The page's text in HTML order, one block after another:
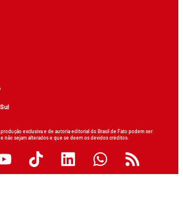
exclusiva e de autoria editorial do Brasil de Fato podem ser
não sejam alterados e que se deem os devidos créditos.